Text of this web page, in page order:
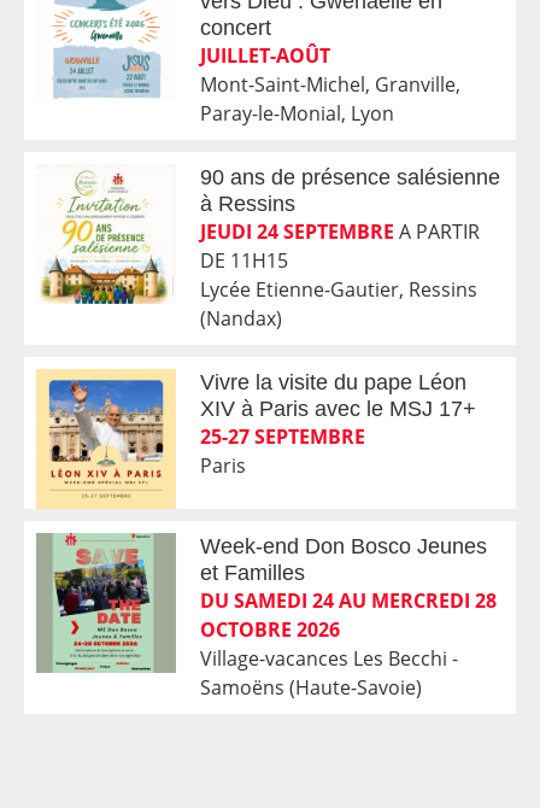
concert
JUILLET-AOÛT
Mont-Saint-Michel, Granville,
Paray-le-Monial, Lyon
90 ans de présence salésienne
à Ressins
JEUDI 24 SEPTEMBRE A PARTIR
DE 11H15
Lycée Etienne-Gautier, Ressins
(Nandax)
Vivre la visite du pape Léon
XIV à Paris avec le MSJ 17+
25-27 SEPTEMBRE
Paris
Week-end Don Bosco Jeunes
et Familles
DU SAMEDI 24 AU MERCREDI 28
OCTOBRE 2026
Village-vacances Les Becchi -
Samoëns (Haute-Savoie)